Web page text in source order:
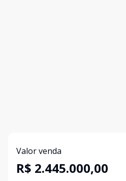
Valor venda
R$ 2.445.000,00